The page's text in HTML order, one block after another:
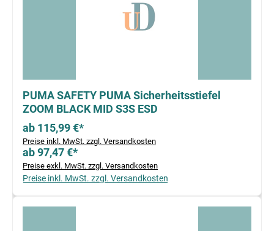
PUMA SAFETY PUMA Sicherheitsstiefel
ZOOM BLACK MID S3S ESD
ab 115,99 €*
Preise inkl. MwSt. zzgl. Versandkosten
ab 97,47 €*
Preise exkl. MwSt. zzgl. Versandkosten
Preise inkl. MwSt. zzgl. Versandkosten